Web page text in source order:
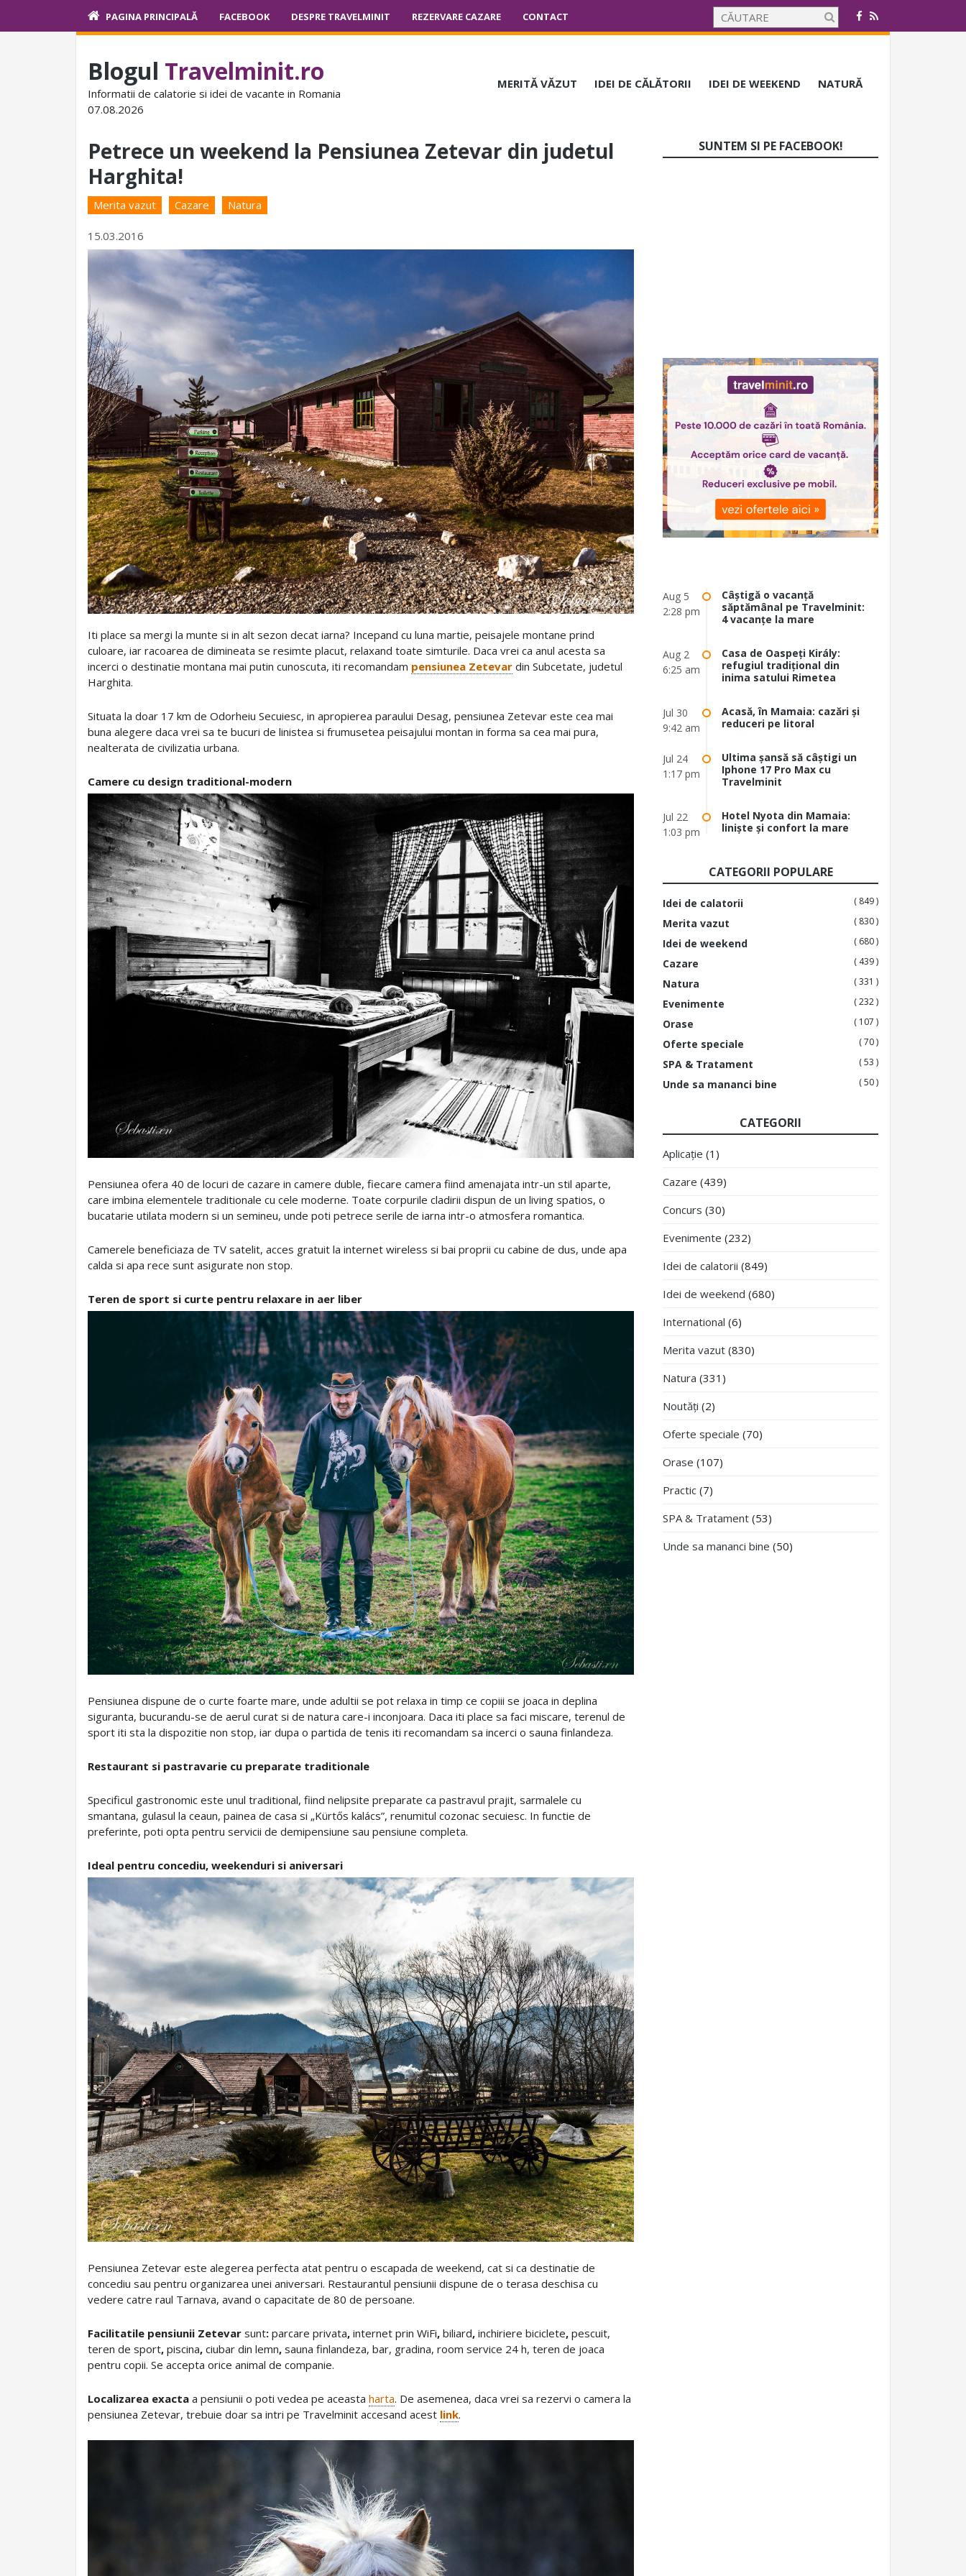
PAGINA PRINCIPALĂ FACEBOOK DESPRE TRAVELMINIT REZERVARE CAZARE CONTACT
Blogul Travelminit.ro
Informatii de calatorie si idei de vacante in Romania
07.08.2026
MERITĂ VĂZUT IDEI DE CĂLĂTORII IDEI DE WEEKEND NATURĂ
Petrece un weekend la Pensiunea Zetevar din judetul
Harghita!
Merita vazut Cazare Natura
15.03.2016
Iti place sa mergi la munte si in alt sezon decat iarna? Incepand cu luna martie, peisajele montane prind
culoare, iar racoarea de dimineata se resimte placut, relaxand toate simturile. Daca vrei ca anul acesta sa
incerci o destinatie montana mai putin cunoscuta, iti recomandam pensiunea Zetevar din Subcetate, judetul
Harghita.
Situata la doar 17 km de Odorheiu Secuiesc, in apropierea paraului Desag, pensiunea Zetevar este cea mai
buna alegere daca vrei sa te bucuri de linistea si frumusetea peisajului montan in forma sa cea mai pura,
nealterata de civilizatia urbana.
Camere cu design traditional-modern
Pensiunea ofera 40 de locuri de cazare in camere duble, fiecare camera fiind amenajata intr-un stil aparte,
care imbina elementele traditionale cu cele moderne. Toate corpurile cladirii dispun de un living spatios, o
bucatarie utilata modern si un semineu, unde poti petrece serile de iarna intr-o atmosfera romantica.
Camerele beneficiaza de TV satelit, acces gratuit la internet wireless si bai proprii cu cabine de dus, unde apa
calda si apa rece sunt asigurate non stop.
Teren de sport si curte pentru relaxare in aer liber
Pensiunea dispune de o curte foarte mare, unde adultii se pot relaxa in timp ce copiii se joaca in deplina
siguranta, bucurandu-se de aerul curat si de natura care-i inconjoara. Daca iti place sa faci miscare, terenul de
sport iti sta la dispozitie non stop, iar dupa o partida de tenis iti recomandam sa incerci o sauna finlandeza.
Restaurant si pastravarie cu preparate traditionale
Specificul gastronomic este unul traditional, fiind nelipsite preparate ca pastravul prajit, sarmalele cu
smantana, gulasul la ceaun, painea de casa si „Kürtős kalács”, renumitul cozonac secuiesc. In functie de
preferinte, poti opta pentru servicii de demipensiune sau pensiune completa.
Ideal pentru concediu, weekenduri si aniversari
Pensiunea Zetevar este alegerea perfecta atat pentru o escapada de weekend, cat si ca destinatie de
concediu sau pentru organizarea unei aniversari. Restaurantul pensiunii dispune de o terasa deschisa cu
vedere catre raul Tarnava, avand o capacitate de 80 de persoane.
Facilitatile pensiunii Zetevar sunt: parcare privata, internet prin WiFi, biliard, inchiriere biciclete, pescuit,
teren de sport, piscina, ciubar din lemn, sauna finlandeza, bar, gradina, room service 24 h, teren de joaca
pentru copii. Se accepta orice animal de companie.
Localizarea exacta a pensiunii o poti vedea pe aceasta harta. De asemenea, daca vrei sa rezervi o camera la
pensiunea Zetevar, trebuie doar sa intri pe Travelminit accesand acest link.
SUNTEM SI PE FACEBOOK!
Aug 5
2:28 pm
Câștigă o vacanță
săptămânal pe Travelminit:
4 vacanțe la mare
Aug 2
6:25 am
Casa de Oaspeți Király:
refugiul tradițional din
inima satului Rimetea
Jul 30
9:42 am
Acasă, în Mamaia: cazări și
reduceri pe litoral
Jul 24
1:17 pm
Ultima șansă să câștigi un
Iphone 17 Pro Max cu
Travelminit
Jul 22
1:03 pm
Hotel Nyota din Mamaia:
liniște și confort la mare
CATEGORII POPULARE
Idei de calatorii ( 849 )
Merita vazut ( 830 )
Idei de weekend ( 680 )
Cazare ( 439 )
Natura ( 331 )
Evenimente ( 232 )
Orase ( 107 )
Oferte speciale ( 70 )
SPA & Tratament ( 53 )
Unde sa mananci bine ( 50 )
CATEGORII
Aplicație (1)
Cazare (439)
Concurs (30)
Evenimente (232)
Idei de calatorii (849)
Idei de weekend (680)
International (6)
Merita vazut (830)
Natura (331)
Noutăți (2)
Oferte speciale (70)
Orase (107)
Practic (7)
SPA & Tratament (53)
Unde sa mananci bine (50)